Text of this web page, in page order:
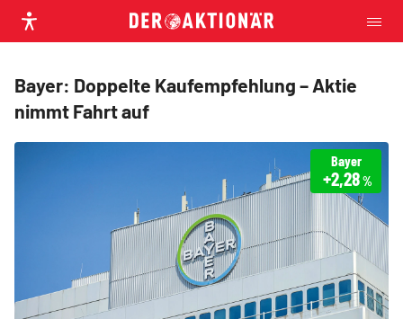
Bayer: Doppelte Kaufempfehlung – Aktie
nimmt Fahrt auf
Bayer
+2,28%